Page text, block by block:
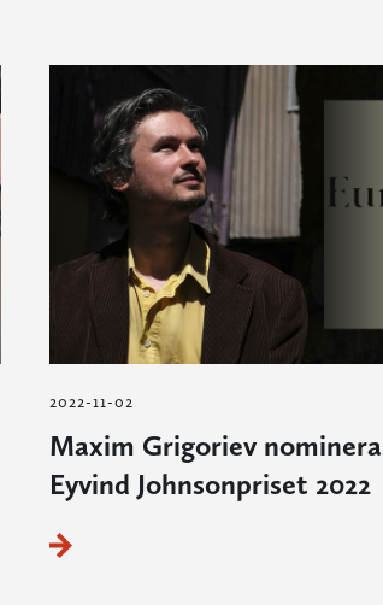
2022-11-02
Maxim Grigoriev
Eyvind Johnsonpriset 2022